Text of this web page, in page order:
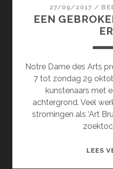
27/09/2017 /
EEN
Notre Dame des Arts
7 tot zondag 29
kunstenaars met
achtergrond. Veel
stromingen als ‘Art
LEES